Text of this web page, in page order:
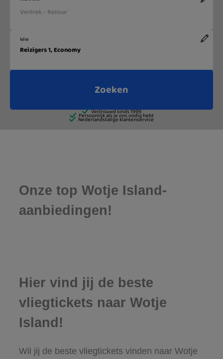
Onze top Wotje Island-
aanbiedingen!
Hier vind jij de beste
vliegtickets naar Wotje
Island!
Wil jij de beste vliegtickets vinden naar Wotje